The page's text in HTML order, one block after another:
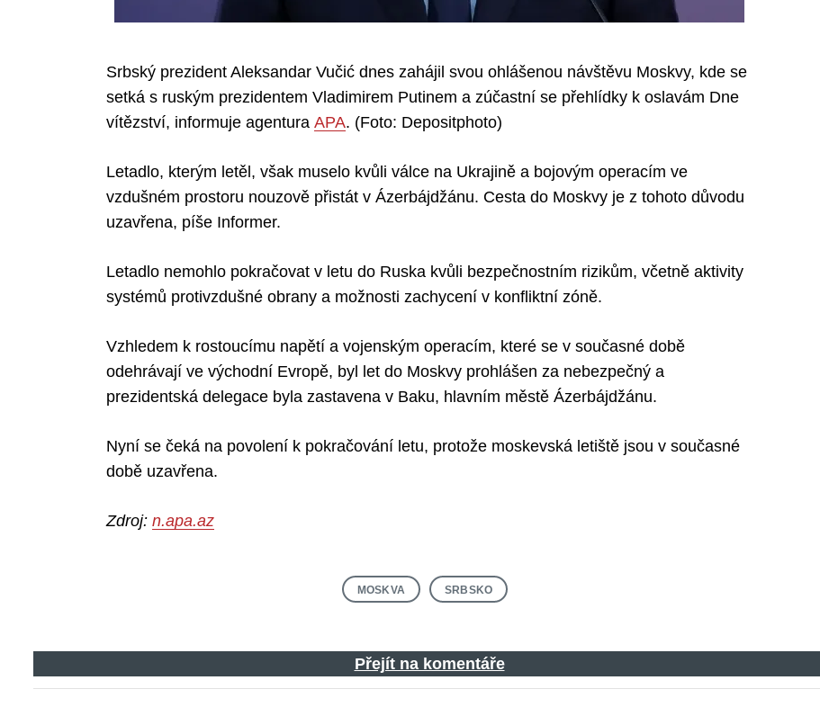
Srbský prezident Aleksandar Vučić dnes zahájil svou ohlášenou návštěvu Moskvy, kde se
setká s ruským prezidentem Vladimirem Putinem a zúčastní se přehlídky k oslavám Dne
vítězství, informuje agentura APA. (Foto: Depositphoto)
Letadlo, kterým letěl, však muselo kvůli válce na Ukrajině a bojovým operacím ve
vzdušném prostoru nouzově přistát v Ázerbájdžánu. Cesta do Moskvy je z tohoto důvodu
uzavřena, píše Informer.
Letadlo nemohlo pokračovat v letu do Ruska kvůli bezpečnostním rizikům, včetně aktivity
systémů protivzdušné obrany a možnosti zachycení v konfliktní zóně.
Vzhledem k rostoucímu napětí a vojenským operacím, které se v současné době
odehrávají ve východní Evropě, byl let do Moskvy prohlášen za nebezpečný a
prezidentská delegace byla zastavena v Baku, hlavním městě Ázerbájdžánu.
Nyní se čeká na povolení k pokračování letu, protože moskevská letiště jsou v současné
době uzavřena.
Zdroj: n.apa.az
MOSKVA SRBSKO
Přejít na komentáře